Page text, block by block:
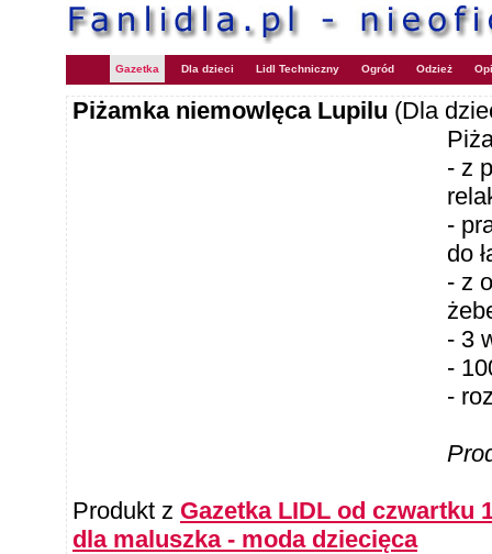
Gazetka Dla dzieci Lidl Techniczny Ogród Odzież
Piżamka niemowlęca Lupilu (Dla
- z
-
do
- z
- 3
-
-
Produkt z Gazetka LIDL od czwartku
dla maluszka - moda dziecięca